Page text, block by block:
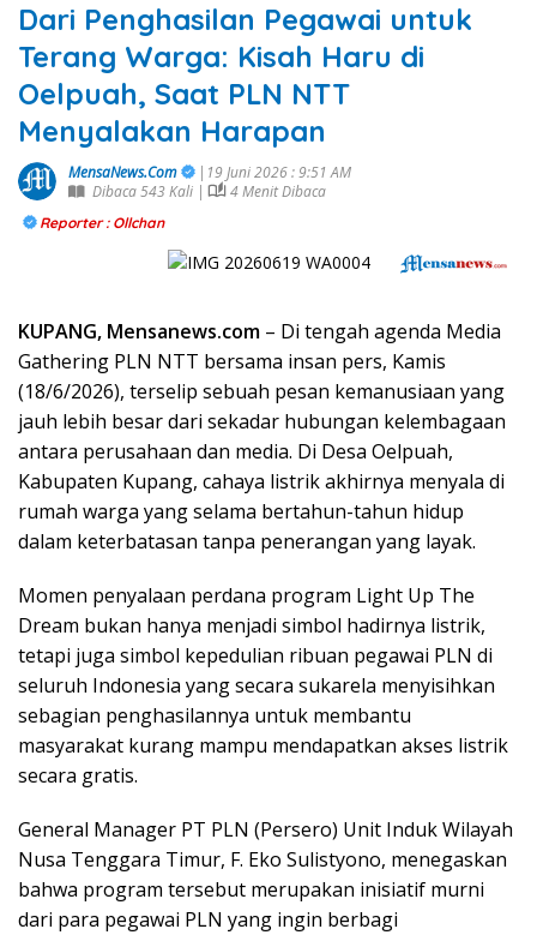
Dari Penghasilan Pegawai untuk
Terang Warga: Kisah Haru di
Oelpuah, Saat PLN NTT
Menyalakan Harapan
MensaNews.Com
|19 Juni 2026 : 9:51 AM
Dibaca 543 Kali |
4 Menit Dibaca
Reporter : Ollchan
KUPANG, Mensanews.com – Di tengah agenda Media
Gathering PLN NTT bersama insan pers, Kamis
(18/6/2026), terselip sebuah pesan kemanusiaan yang
jauh lebih besar dari sekadar hubungan kelembagaan
antara perusahaan dan media. Di Desa Oelpuah,
Kabupaten Kupang, cahaya listrik akhirnya menyala di
rumah warga yang selama bertahun-tahun hidup
dalam keterbatasan tanpa penerangan yang layak.
Momen penyalaan perdana program Light Up The
Dream bukan hanya menjadi simbol hadirnya listrik,
tetapi juga simbol kepedulian ribuan pegawai PLN di
seluruh Indonesia yang secara sukarela menyisihkan
sebagian penghasilannya untuk membantu
masyarakat kurang mampu mendapatkan akses listrik
secara gratis.
General Manager PT PLN (Persero) Unit Induk Wilayah
Nusa Tenggara Timur, F. Eko Sulistyono, menegaskan
bahwa program tersebut merupakan inisiatif murni
dari para pegawai PLN yang ingin berbagi